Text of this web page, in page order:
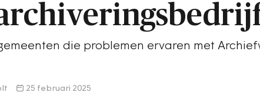
die problemen ervaren met
25 februari 2025